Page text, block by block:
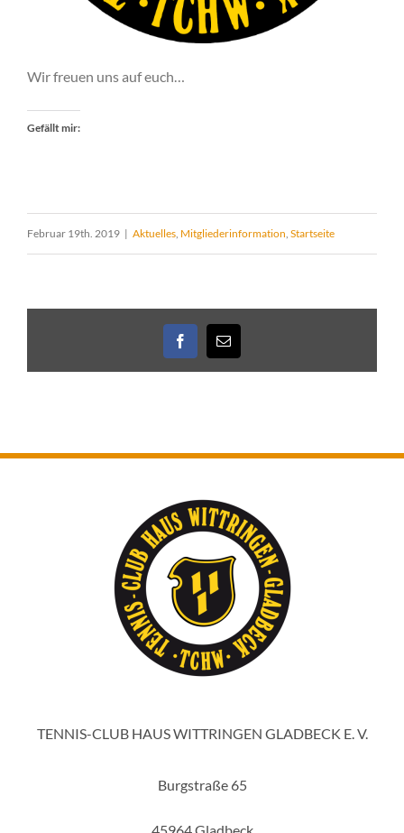
Wir freuen uns auf euch…
Gefällt mir:
Februar 19th. 2019 | Aktuelles, Mitgliederinformation, Startseite
Facebook
E-
Mail
TENNIS-CLUB HAUS WITTRINGEN GLADBECK E. V.
Burgstraße 65